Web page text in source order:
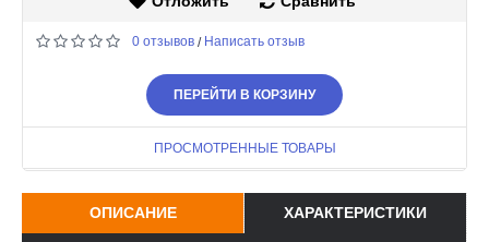
0 отзывов / Написать отзыв
ПЕРЕЙТИ В КОРЗИНУ
ПРОСМОТРЕННЫЕ ТОВАРЫ
ОПИСАНИЕ ХАРАКТЕРИСТИКИ